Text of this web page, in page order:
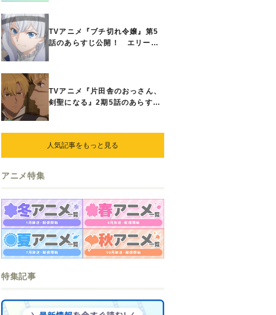
TVアニメ『ブチ切れ令嬢』第5
話のあらすじ公開！ エリーの
TVアニメ『片田舎のおっさん、
剣聖になる』2期5話のあらすじ
人気記事をもっと見る
アニメ特集
特集記事